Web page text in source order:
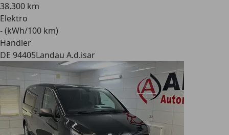
38.300 km
Elektro
- (kWh/100 km)
Händler
DE 94405Landau A.d.isar